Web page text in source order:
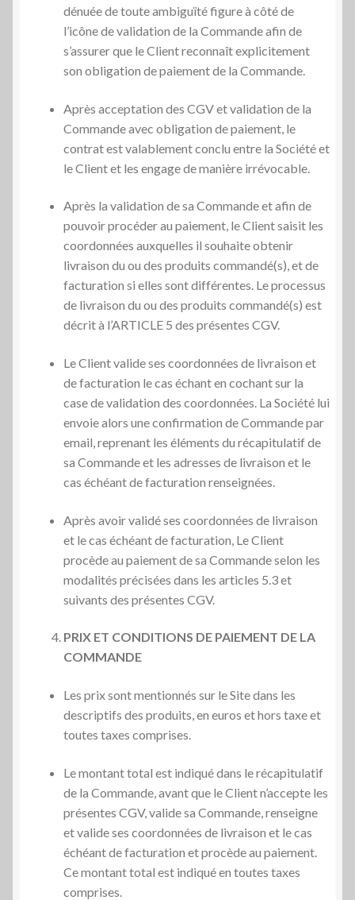
dénuée de toute ambiguïté figure à côté de
l’icône de validation de la Commande afin de
s’assurer que le Client reconnaît explicitement
son obligation de paiement de la Commande.
Après acceptation des CGV et validation de la
Commande avec obligation de paiement, le
contrat est valablement conclu entre la Société et
le Client et les engage de manière irrévocable.
Après la validation de sa Commande et afin de
pouvoir procéder au paiement, le Client saisit les
coordonnées auxquelles il souhaite obtenir
livraison du ou des produits commandé(s), et de
facturation si elles sont différentes. Le processus
de livraison du ou des produits commandé(s) est
décrit à l’ARTICLE 5 des présentes CGV.
Le Client valide ses coordonnées de livraison et
de facturation le cas échant en cochant sur la
case de validation des coordonnées. La Société lui
envoie alors une confirmation de Commande par
email, reprenant les éléments du récapitulatif de
sa Commande et les adresses de livraison et le
cas échéant de facturation renseignées.
Après avoir validé ses coordonnées de livraison
et le cas échéant de facturation, Le Client
procède au paiement de sa Commande selon les
modalités précisées dans les articles 5.3 et
suivants des présentes CGV.
PRIX ET CONDITIONS DE PAIEMENT DE LA
COMMANDE
Les prix sont mentionnés sur le Site dans les
descriptifs des produits, en euros et hors taxe et
toutes taxes comprises.
Le montant total est indiqué dans le récapitulatif
de la Commande, avant que le Client n’accepte les
présentes CGV, valide sa Commande, renseigne
et valide ses coordonnées de livraison et le cas
échéant de facturation et procède au paiement.
Ce montant total est indiqué en toutes taxes
comprises.